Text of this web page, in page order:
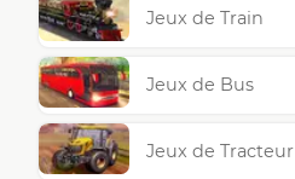
Jeux de Train
Jeux de Bus
Jeux de Tracteur